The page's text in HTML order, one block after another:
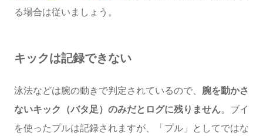
る場合は従いましょう。
キックは記録できない
泳法などは腕の動きで判定されているので、 腕を動かさ
ないキック（バタ足）のみだとログに残りません。ブイ
を使ったプルは記録されますが、「プル」としてではな